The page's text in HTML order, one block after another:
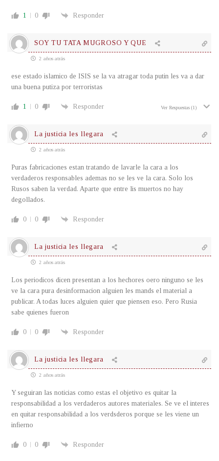
1 0 Responder
SOY TU TATA MUGROSO Y QUE
2 años atrás
ese estado islamico de ISIS se la va atragar toda putin les va a dar
una buena putiza por terroristas
1 0 Responder Ver Respuestas (1)
La justicia les llegara
2 años atrás
Puras fabricaciones estan tratando de lavarle la cara a los
verdaderos responsables ademas no se les ve la cara. Solo los
Rusos saben la verdad. Aparte que entre lis muertos no hay
degollados.
0 0 Responder
La justicia les llegara
2 años atrás
Los periodicos dicen presentan a los hechores oero ninguno se les
ve la cara pura desinformacion alguien les mands el material a
publicar. A todas luces alguien quier que piensen eso. Pero Rusia
sabe quienes fueron
0 0 Responder
La justicia les llegara
2 años atrás
Y seguiran las noticias como estas el objetivo es quitar la
responsabilidad a los verdaderos autores materiales. Se ve el interes
en quitar responsabilidad a los verdsderos porque se les viene un
infierno
0 0 Responder